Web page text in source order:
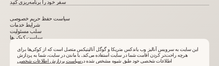
سفر خود را برنامه‌ریزی کنید
نیست. تکثیر مطالب بدون مجوز کتبی ممنوع است. VelesClub Int.
سیاست حفظ حریم خصوصی
شرایط خدمات
سلب مسئولیت
سیاست کوکی‌ها
این سایت به سرویس آنالیز وب یاندکس متریکا و گوگل آنالیتیکس متصل است که از کوکی‌ها برای
هرچه راحت‌تر کردن اقامت شما در سایت استفاده می‌کند. با ماندن در سایت، شما به پردازش
اطلاعات شخصی خود طبق شیوه مشخص شده درسیاست پردازش اطلاعات شخصی